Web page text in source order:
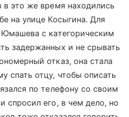
это же время находились
на улице Косыгина. Для
с категорическим
задержанных и не срывать
отказ, она стала
спать отцу, чтобы описать
по телефону со своим
спросил его, в чем дело, но